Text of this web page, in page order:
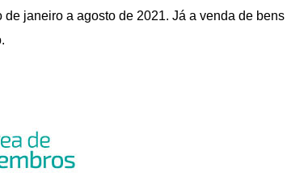
janeiro a agosto de 2021. Já a venda de bens